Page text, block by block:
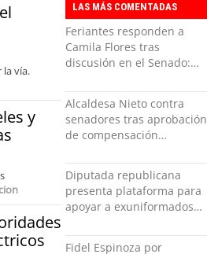
la vía.
y
LAS MÁS COMENTADAS
Feriantes responden a
Camila Flores tras
discusión en el Senado:
orgullo”
Alcaldesa Nieto contra
senadores tras aprobación
de compensación
indolente"
Diputada republicana
presenta plataforma para
apoyar a exuniformados
social
Fidel Espinoza por